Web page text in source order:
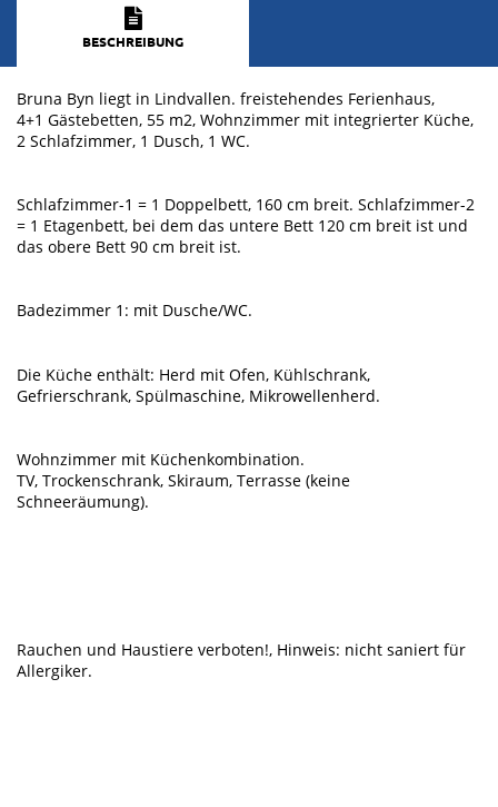
BESCHREIBUNG
Bruna Byn liegt in Lindvallen. freistehendes Ferienhaus,
4+1 Gästebetten, 55 m2, Wohnzimmer mit integrierter Küche,
2 Schlafzimmer, 1 Dusch, 1 WC.
Schlafzimmer-1 = 1 Doppelbett, 160 cm breit. Schlafzimmer-2
= 1 Etagenbett, bei dem das untere Bett 120 cm breit ist und
das obere Bett 90 cm breit ist.
Badezimmer 1: mit Dusche/WC.
Die Küche enthält: Herd mit Ofen, Kühlschrank,
Gefrierschrank, Spülmaschine, Mikrowellenherd.
Wohnzimmer mit Küchenkombination.
TV, Trockenschrank, Skiraum, Terrasse (keine
Schneeräumung).
Rauchen und Haustiere verboten!, Hinweis: nicht saniert für
Allergiker.